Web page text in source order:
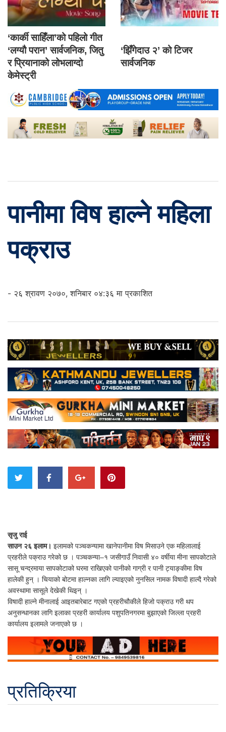
‘कार्की साहिँला’को पहिलो गीत
‘लग्यौ परान’ सार्वजनिक, जितु
र प्रियानाको लोभलाग्दो
केमेस्ट्री
‘झिँगेदाउ २’ को टिजर
सार्वजनिक
पानीमा विष हाल्ने महिला
पक्राउ
- २६ श्रावण २०७०, शनिबार ०४:३६ मा प्रकाशित
सृजु राई
साउन २६ इलाम। इलामको पञ्चकन्यामा खानेपानीमा विष मिसाउने एक महिलालाई
प्रहरीले पक्राउ गरेको छ । पञ्चकन्या–१ जसीगाउँ निवासी ४० वर्षीया मीना सापकोटाले
सासू चन्द्रमाया सापकोटाको घरमा राखिएको पानीको गाग्री र पानी ट्याङ्कीमा विष
हालेकी हुन् । चियाको बोटमा हाल्नका लागि ल्याइएको नुनसिल नामक विषादी हाल्दै गरेको
अवस्थामा सासूले देखेकी थिइन् ।
विषादी हाल्ने मीनालाई आइतबारेबाट गएको प्रहरीचौकीले हिजो पक्राउ गरी थप
अनुसन्धानका लागि इलाका प्रहरी कार्यालय पशुपतिनगरमा बुझाएको जिल्ला प्रहरी
कार्यालय इलामले जनाएको छ ।
प्रतिक्रिया